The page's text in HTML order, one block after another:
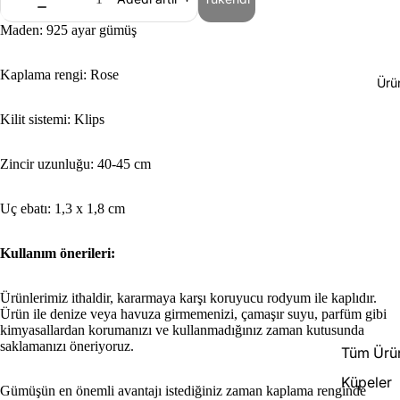
Tüm
Küpeler
Maden: 925 ayar gümüş
Kaplama rengi: Rose
Kilit sistemi: Klips
Zincir uzunluğu: 40-45 cm
Uç ebatı: 1,3 x 1,8 cm
Kullanım önerileri:
Ürünlerimiz ithaldir, kararmaya karşı koruyucu rodyum ile kaplıdır.
Ürün ile denize veya havuza girmemenizi, çamaşır suyu, parfüm gibi
kimyasallardan korumanızı ve kullanmadığınız zaman kutusunda
saklamanızı öneriyoruz.
Gümüşün en önemli avantajı istediğiniz zaman kaplama renginde